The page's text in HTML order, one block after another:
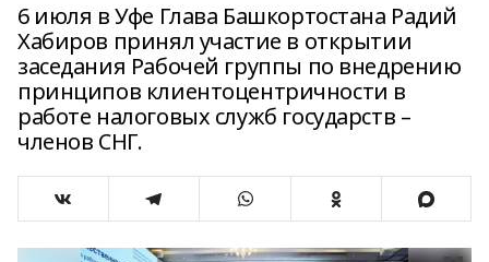
6 июля в Уфе Глава Башкортостана Радий
Хабиров принял участие в открытии
заседания Рабочей группы по внедрению
принципов клиентоцентричности в
работе налоговых служб государств –
членов СНГ.